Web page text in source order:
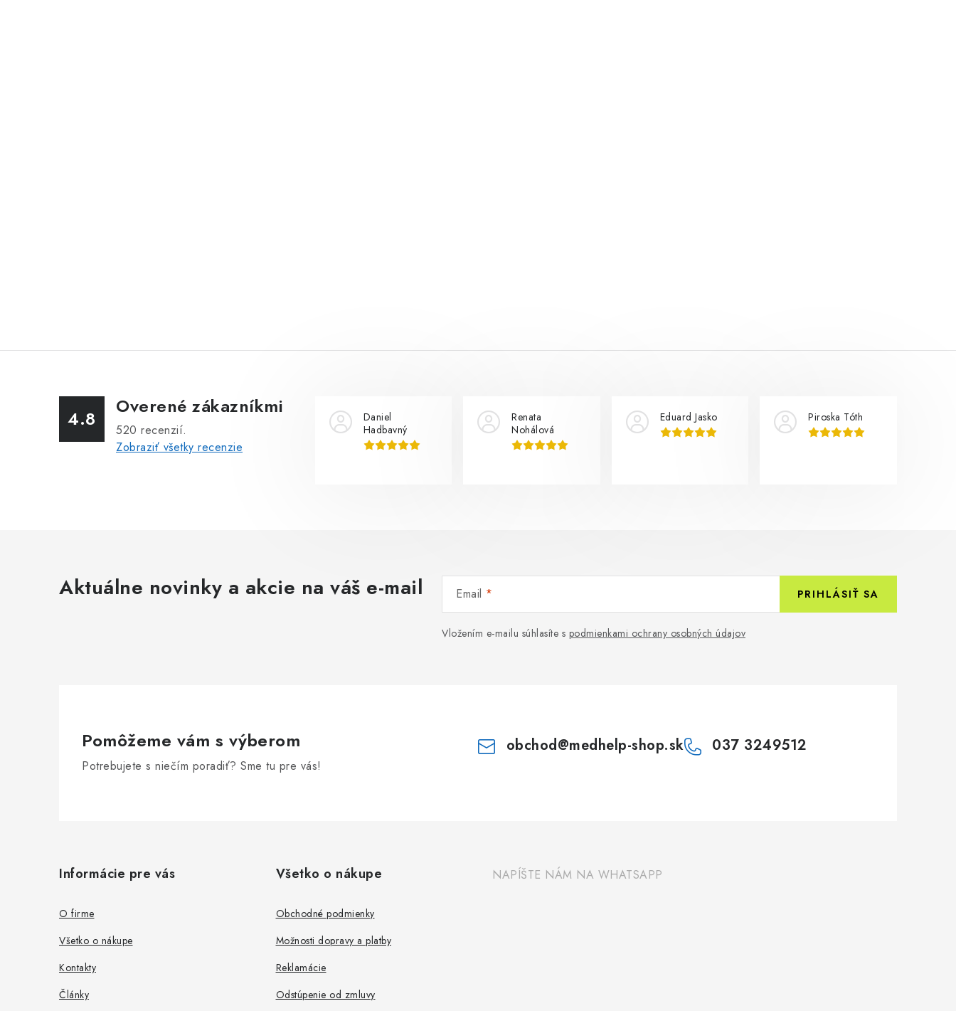
4.8
Overené zákazníkmi
520 recenzií.
Zobraziť všetky recenzie
Daniel
Hadbavný
Renata
Nohálová
Eduard Jasko Piroska Tóth
Aktuálne novinky a akcie na váš e-mail Email
Vložením e-mailu súhlasíte s podmienkami ochrany osobných údajov
PRIHLÁSIŤ SA
Pomôžeme vám s výberom
Potrebujete s niečím poradiť? Sme tu pre vás!
obchod@medhelp-shop.sk 037 3249512
Informácie pre vás
O firme
Všetko o nákupe
Kontakty
Články
Všetko o nákupe
Obchodné podmienky
Možnosti dopravy a platby
Reklamácie
Odstúpenie od zmluvy
NAPÍŠTE NÁM NA WHATSAPP